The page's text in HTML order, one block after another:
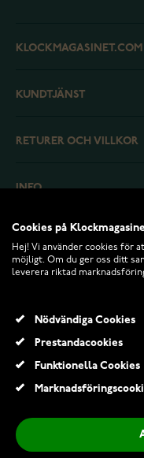
KLOCKMAGASINET.COM
KUNDTJÄNST
RETURER OCH VILLKOR
INFO
Cookies på
Hej! Vi använder cookies för
möjligt. Om du ger oss ditt
leverera riktad
Nödvändiga Cookies
Prestandacookies
Funktionella Cookies